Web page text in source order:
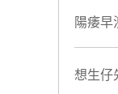
陽痿
想生仔